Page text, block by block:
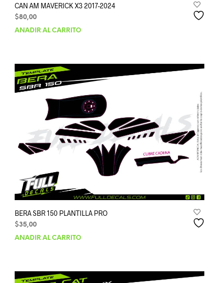
CAN AM MAVERICK X3 2017-2024
$80,00
AÑADIR AL CARRITO
BERA SBR 150 PLANTILLA PRO
$35,00
AÑADIR AL CARRITO